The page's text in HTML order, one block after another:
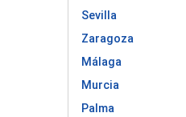
Sevilla
Zaragoza
Málaga
Murcia
Palma